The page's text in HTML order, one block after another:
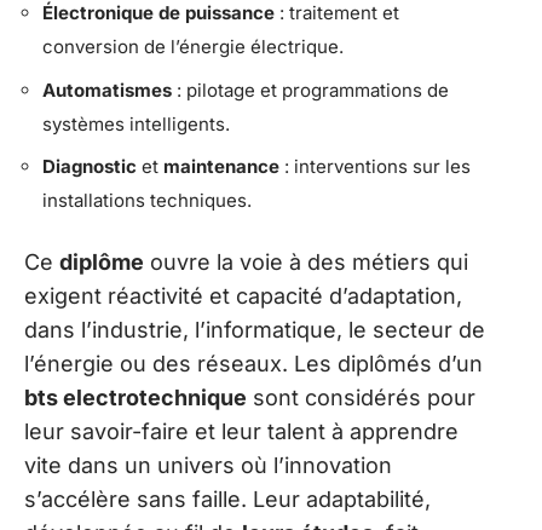
Électronique de puissance : traitement et
conversion de l’énergie électrique.
Automatismes : pilotage et programmations de
systèmes intelligents.
Diagnostic et maintenance : interventions sur les
installations techniques.
Ce diplôme ouvre la voie à des métiers qui
exigent réactivité et capacité d’adaptation,
dans l’industrie, l’informatique, le secteur de
l’énergie ou des réseaux. Les diplômés d’un
bts electrotechnique sont considérés pour
leur savoir-faire et leur talent à apprendre
vite dans un univers où l’innovation
s’accélère sans faille. Leur adaptabilité,